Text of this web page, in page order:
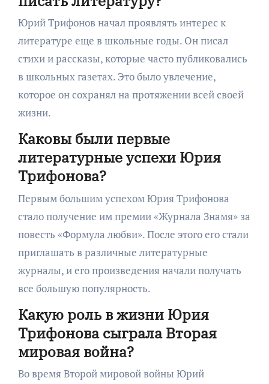
Юрий Трифонов начал проявлять интерес к
литературе еще в школьные годы. Он писал
стихи и рассказы, которые часто публиковались
в школьных газетах. Это было увлечение,
которое он сохранял на протяжении всей своей
жизни.
Каковы были первые
литературные успехи Юрия
Трифонова?
Первым большим успехом Юрия Трифонова
стало получение им премии «Журнала Знамя» за
повесть «Формула любви». После этого его стали
приглашать в различные литературные
журналы, и его произведения начали получать
все большую популярность.
Какую роль в жизни Юрия
Трифонова сыграла Вторая
мировая война?
Во время Второй мировой войны Юрий